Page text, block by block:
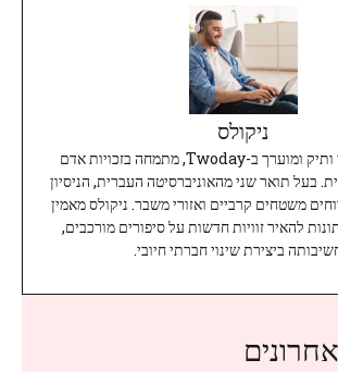
ניקולס
ניקולס, עיתונאי ותיק ומוערך ב-Twoday, מתמחה בזכויות אדם
בעל תואר שני מהאוניברסיטה העברית, הניסיון
משטחים קרביים ואזורי משבר. ניקולס מאמין
להאיר זוויות חדשות על סיפורים מורכבים,
ביצירת שינוי חברתי חיובי.